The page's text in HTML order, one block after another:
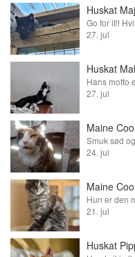
Huskat
27. jul
Huskat
27. jul
Maine
24. jul
Maine
21. jul
Huskat